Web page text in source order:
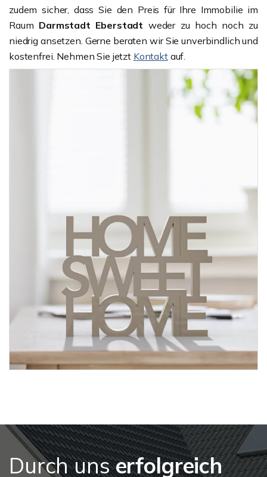
zudem sicher, dass Sie den Preis für Ihre Immobilie im
Raum Darmstadt Eberstadt weder zu hoch noch zu
niedrig ansetzen. Gerne beraten wir Sie unverbindlich und
kostenfrei. Nehmen Sie jetzt Kontaktauf.
Durch unserfolgreich